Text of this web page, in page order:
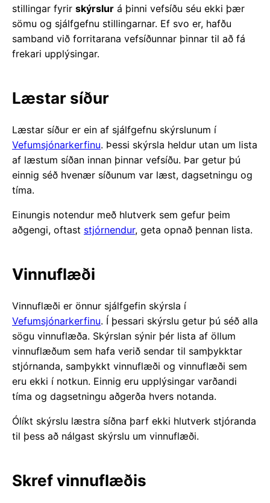
stillingar fyrir skýrslur á þinni vefsíðu séu ekki þær
sömu og sjálfgefnu stillingarnar. Ef svo er, hafðu
samband við forritarana vefsíðunnar þinnar til að fá
frekari upplýsingar.
Læstar síður
Læstar síður er ein af sjálfgefnu skýrslunum í
Vefumsjónarkerfinu. Þessi skýrsla heldur utan um lista
af læstum síðan innan þinnar vefsíðu. Þar getur þú
einnig séð hvenær síðunum var læst, dagsetningu og
tíma.
Einungis notendur með hlutverk sem gefur þeim
aðgengi, oftast stjórnendur, geta opnað þennan lista.
Vinnuflæði
Vinnuflæði er önnur sjálfgefin skýrsla í
Vefumsjónarkerfinu. Í þessari skýrslu getur þú séð alla
sögu vinnuflæða. Skýrslan sýnir þér lista af öllum
vinnuflæðum sem hafa verið sendar til samþykktar
stjórnanda, samþykkt vinnuflæði og vinnuflæði sem
eru ekki í notkun. Einnig eru upplýsingar varðandi
tíma og dagsetningu aðgerða hvers notanda.
Ólíkt skýrslu læstra síðna þarf ekki hlutverk stjóranda
til þess að nálgast skýrslu um vinnuflæði.
Skref vinnuflæðis